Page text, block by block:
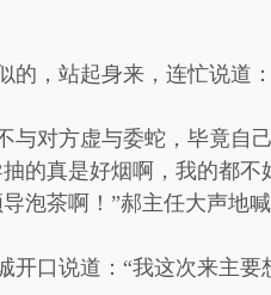
的，站起身来，连忙说道
与对方虚与委蛇，毕竟自
的真是好烟啊，我的都
泡茶啊！”郝主任大声地喊
口说道：“我这次来主